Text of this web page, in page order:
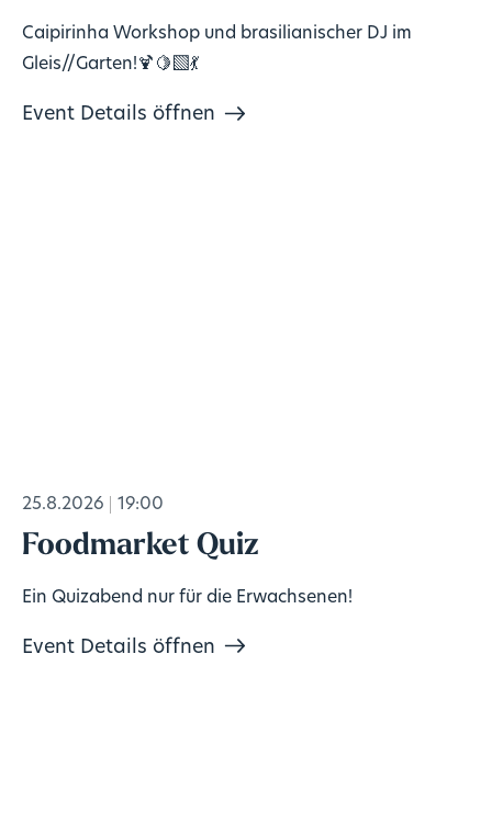
Caipirinha Workshop und brasilianischer DJ im
Gleis//Garten!🍹🍋‍🟩💃
Event Details öffnen
25.8.2026 19:00
Foodmarket Quiz
Ein Quizabend nur für die Erwachsenen!
Event Details öffnen